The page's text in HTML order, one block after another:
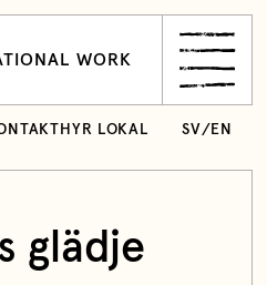
WORK
HYR LOKAL SV/ EN
glädje